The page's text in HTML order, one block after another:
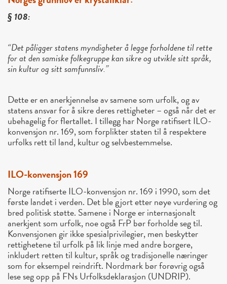
§ 108:
“Det påligger statens myndigheter å legge forholdene til rette
for at den samiske folkegruppe kan sikre og utvikle sitt språk,
sin kultur og sitt samfunnsliv.”
Dette er en anerkjennelse av samene som urfolk, og av
statens ansvar for å sikre deres rettigheter – også når det er
ubehagelig for flertallet. I tillegg har Norge ratifisert ILO-
konvensjon nr. 169, som forplikter staten til å respektere
urfolks rett til land, kultur og selvbestemmelse.
ILO-konvensjon 169
Norge ratifiserte ILO-konvensjon nr. 169 i 1990, som det
første landet i verden. Det ble gjort etter nøye vurdering og
bred politisk støtte. Samene i Norge er internasjonalt
anerkjent som urfolk, noe også FrP bør forholde seg til.
Konvensjonen gir ikke spesialprivilegier, men beskytter
rettighetene til urfolk på lik linje med andre borgere,
inkludert retten til kultur, språk og tradisjonelle næringer
som for eksempel reindrift. Nordmark bør forøvrig også
lese seg opp på FNs Urfolksdeklarasjon (UNDRIP).